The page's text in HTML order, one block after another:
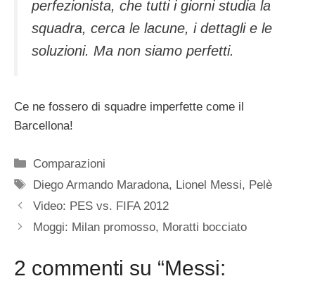
perfezionista, che tutti i giorni studia la
squadra, cerca le lacune, i dettagli e le
soluzioni. Ma non siamo perfetti.
Ce ne fossero di squadre imperfette come il
Barcellona!
Categorie
Comparazioni
Tag
Diego Armando Maradona, Lionel Messi, Pelè
Video: PES vs. FIFA 2012
Moggi: Milan promosso, Moratti bocciato
2 commenti su “Messi: